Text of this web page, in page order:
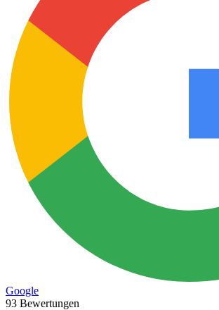
Google
93 Bewertungen